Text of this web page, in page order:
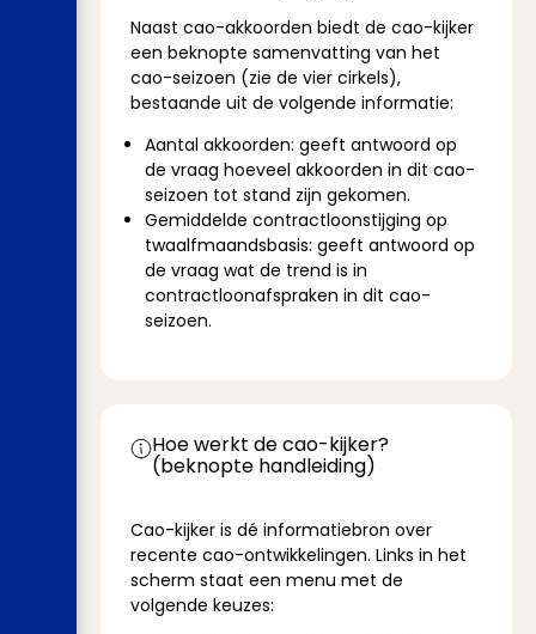
Naast cao-akkoorden biedt de cao-kijker
een beknopte samenvatting van het
cao-seizoen (zie de vier cirkels),
bestaande uit de volgende informatie:
Aantal akkoorden: geeft antwoord op
de vraag hoeveel akkoorden in dit cao-
seizoen tot stand zijn gekomen.
Gemiddelde contractloonstijging op
twaalfmaandsbasis: geeft antwoord op
de vraag wat de trend is in
contractloonafspraken in dit cao-
seizoen.
Hoe werkt de cao-kijker?
(beknopte handleiding)
Cao-kijker is dé informatiebron over
recente cao-ontwikkelingen. Links in het
scherm staat een menu met de
volgende keuzes: